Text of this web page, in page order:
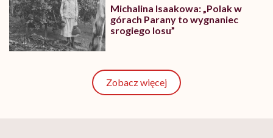
Michalina Isaakowa: „Polak w
górach Parany to wygnaniec
srogiego losu”
Zobacz więcej